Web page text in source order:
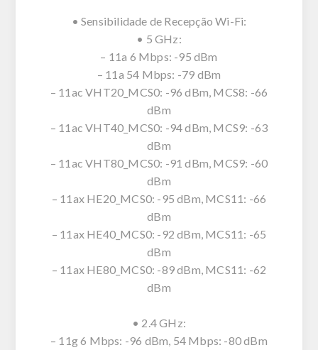
• Sensibilidade de Recepção Wi-Fi:
• 5 GHz:
– 11a 6 Mbps: -95 dBm
– 11a 54 Mbps: -79 dBm
– 11ac VHT20_MCS0: -96 dBm, MCS8: -66
dBm
– 11ac VHT40_MCS0: -94 dBm, MCS9: -63
dBm
– 11ac VHT80_MCS0: -91 dBm, MCS9: -60
dBm
– 11ax HE20_MCS0: -95 dBm, MCS11: -66
dBm
– 11ax HE40_MCS0: -92 dBm, MCS11: -65
dBm
– 11ax HE80_MCS0: -89 dBm, MCS11: -62
dBm
• 2.4 GHz:
– 11g 6 Mbps: -96 dBm, 54 Mbps: -80 dBm